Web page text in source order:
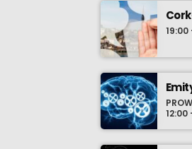
19:00
12:00